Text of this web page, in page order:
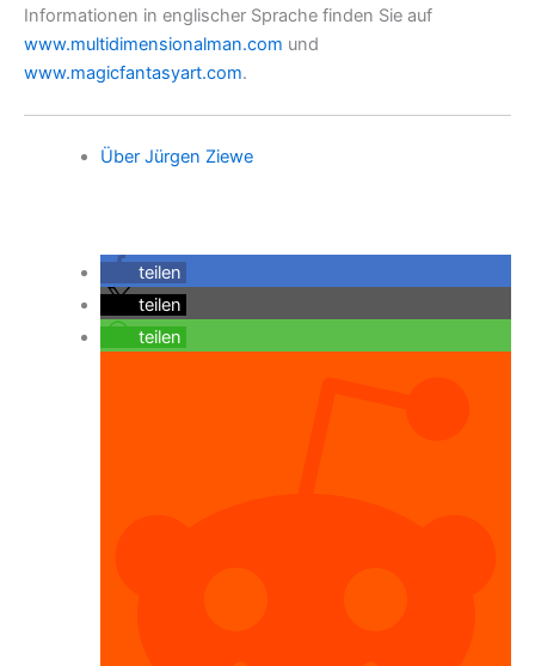
Informationen in englischer Sprache finden Sie auf
www.multidimensionalman.com und
www.magicfantasyart.com.
Über Jürgen Ziewe
teilen
teilen
teilen